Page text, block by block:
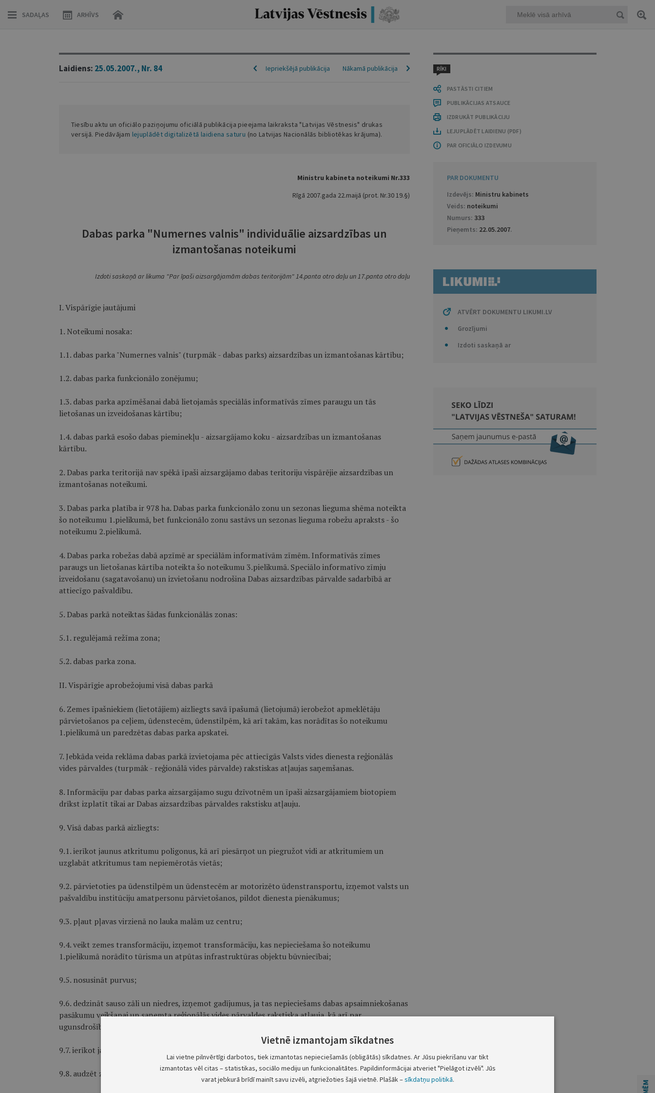
SADAĻAS ARHĪVS
RĪKI
PASTĀSTI CITIEM
PUBLIKĀCIJAS ATSAUCE
IZDRUKĀT PUBLIKĀCIJU
LEJUPLĀDĒT LAIDIENU (PDF)
PAR OFICIĀLO IZDEVUMU
PAR DOKUMENTU
Izdevējs: Ministru kabinets
Veids: noteikumi
Numurs: 333
Pieņemts: 22.05.2007.
ATVĒRT DOKUMENTU LIKUMI.LV
Grozījumi
Izdoti saskaņā ar
Laidiens: 25.05.2007., Nr. 84 Nākamā publikācija
Iepriekšējā publikācija
Tiesību aktu un oficiālo paziņojumu oficiālā publikācija pieejama laikraksta "Latvijas Vēstnesis" drukas
versijā. Piedāvājam lejuplādēt digitalizētā laidiena saturu (no Latvijas Nacionālās bibliotēkas krājuma).
Ministru kabineta noteikumi Nr.333
Rīgā 2007.gada 22.maijā (prot. Nr.30 19.§)
Dabas parka "Numernes valnis" individuālie aizsardzības un
izmantošanas noteikumi
Izdoti saskaņā ar likuma "Par īpaši aizsargājamām dabas teritorijām" 14.panta otro daļu un 17.panta otro daļu
I. Vispārīgie jautājumi
1. Noteikumi nosaka:
1.1. dabas parka "Numernes valnis" (turpmāk - dabas parks) aizsardzības un izmantošanas kārtību;
1.2. dabas parka funkcionālo zonējumu;
1.3. dabas parka apzīmēšanai dabā lietojamās speciālās informatīvās zīmes paraugu un tās
lietošanas un izveidošanas kārtību;
1.4. dabas parkā esošo dabas pieminekļu - aizsargājamo koku - aizsardzī­bas un izmantošanas
kārtību.
2. Dabas parka teritorijā nav spēkā īpaši aizsargājamo dabas teritoriju vispārējie aizsardzības un
izmantošanas noteikumi.
3. Dabas parka platība ir 978 ha. Dabas parka funkcionālo zonu un sezonas lieguma shēma noteikta
šo noteikumu 1.pielikumā, bet funkcionālo zonu sastāvs un sezonas lieguma robežu apraksts - šo
noteikumu 2.pielikumā.
4. Dabas parka robežas dabā apzīmē ar speciālām informatīvām zīmēm. Informatīvās zīmes
paraugs un lietošanas kārtība noteikta šo noteikumu 3.pielikumā. Speciālo informatīvo zīmju
izveidošanu (sagatavošanu) un izvietošanu nodrošina Dabas aizsardzības pārvalde sadarbībā ar
attiecīgo pašvaldību.
5. Dabas parkā noteiktas šādas funkcionālās zonas:
5.1. regulējamā režīma zona;
5.2. dabas parka zona.
II. Vispārīgie aprobežojumi visā dabas parkā
6. Zemes īpašniekiem (lietotājiem) aizliegts savā īpašumā (lietojumā) ierobežot apmeklētāju
pārvietošanos pa ceļiem, ūdenstecēm, ūdenstilpēm, kā arī takām, kas norādītas šo noteikumu
1.pielikumā un paredzētas dabas parka apskatei.
7. Jebkāda veida reklāma dabas parkā izvietojama pēc attiecīgās Valsts vides dienesta reģionālās
vides pārvaldes (turpmāk - reģionālā vides pārvalde) rakstiskas atļaujas saņemšanas.
8. Informāciju par dabas parka aizsargājamo sugu dzīvotnēm un īpaši aizsargājamiem biotopiem
drīkst izplatīt tikai ar Dabas aizsardzības pārvaldes rakstisku atļauju.
9. Visā dabas parkā aizliegts:
9.1. ierīkot jaunus atkritumu poligonus, kā arī piesārņot un piegružot vidi ar atkritumiem un
uzglabāt atkritumus tam nepiemērotās vietās;
9.2. pārvietoties pa ūdenstilpēm un ūdens­tecēm ar motorizēto ūdenstransportu, izņemot valsts un
pašvaldību institūciju amatpersonu pārvietošanos, pildot dienesta pienākumus;
9.3. pļaut pļavas virzienā no lauka malām uz centru;
9.4. veikt zemes transformāciju, izņemot transformāciju, kas nepiecie­šama šo noteikumu
1.pielikumā norādīto tūrisma un atpūtas infrastruktūras objektu būvniecībai;
9.5. nosusināt purvus;
9.6. dedzināt sauso zāli un niedres, izņemot gadījumus, ja tas nepiecie­šams dabas apsaimniekošanas
pasākumu veikšanai un saņemta reģionālās vides pārvaldes rakstiska atļauja, kā arī par
ugunsdrošību un ugunsdzēsību atbildīgās institūcijas rakstiska atļauja;
9.7. ierīkot jaunus meža ceļus;
9.8. audzēt zivis, tās piebarojot, kā arī turēt zivis iežogotās platībās;
Vietnē izmantojam sīkdatnes
Lai vietne pilnvērtīgi darbotos, tiek izmantotas nepieciešamās (obligātās) sīkdatnes. Ar Jūsu piekrišanu var tikt
izmantotas vēl citas – statistikas, sociālo mediju un funkcionalitātes. Papildinformācijai atveriet "Pielāgot izvēli". Jūs
varat jebkurā brīdī mainīt savu izvēli, atgriežoties šajā vietnē. Plašāk –sīkdatņu politikā.